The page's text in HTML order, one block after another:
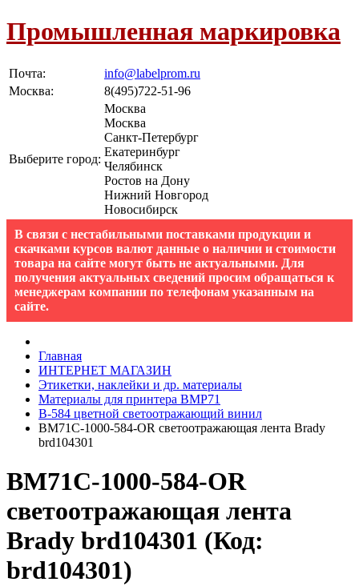
Промышленная маркировка
Почта:
info@labelprom.ru
Москва: 8(495)722-51-96
Выберите город:
Москва
Москва
Санкт-Петербург
Екатеринбург
Челябинск
Ростов на Дону
Нижний Новгород
Новосибирск
В связи с нестабильными поставками продукции и
скачками курсов валют данные о наличии и стоимости
товара на сайте могут быть не актуальными. Для
получения актуальных сведений просим обращаться к
менеджерам компании по телефонам указанным на
сайте.
Главная
ИНТЕРНЕТ МАГАЗИН
Этикетки, наклейки и др. материалы
Материалы для принтера BMP71
B-584 цветной cветоотражающий винил
BM71C-1000-584-OR cветоотражающая лента Brady
brd104301
BM71C-1000-584-OR
cветоотражающая лента
Brady brd104301 (Код:
brd104301)